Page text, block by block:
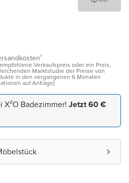
Verkaufspreis oder ein Preis,
Marktstudie der Preise von
in den vergangenen 6 Monaten
auf Anfrage)
Badezimmer! Jetzt 60 €